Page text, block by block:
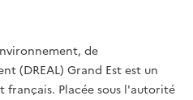
de
(DREAL) Grand Est est un
Placée sous l'autorité